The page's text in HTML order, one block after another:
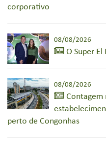
corporativo
08/08/2026
O Super
08/08/2026
Contagem
perto de Congonhas